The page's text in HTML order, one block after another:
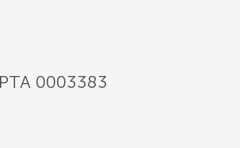
0003383